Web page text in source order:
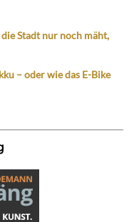
Stadt nur noch mäht,
– oder wie das E-Bike